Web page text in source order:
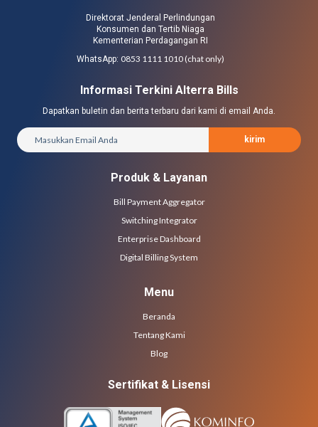
Direktorat Jenderal Perlindungan
Konsumen dan Tertib Niaga
Kementerian Perdagangan RI
WhatsApp: 0853 1111 1010 (chat only)
Informasi Terkini Alterra Bills
Dapatkan buletin dan berita terbaru dari kami di email Anda.
kirim
Produk & Layanan
Bill Payment Aggregator
Switching Integrator
Enterprise Dashboard
Digital Billing System
Menu
Beranda
Tentang Kami
Blog
Sertifikat & Lisensi